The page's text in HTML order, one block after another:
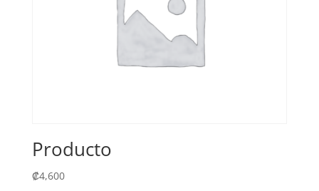
Producto
₡4,600